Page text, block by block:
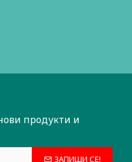
продукти и
ЗАПИШИ СЕ!